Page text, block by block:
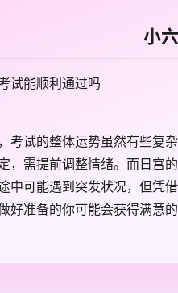
小
试能顺利通过吗
考试的整体运势虽然有些复
，需提前调整情绪。而日宫
中可能遇到突发状况，但凭
好准备的你可能会获得满意的